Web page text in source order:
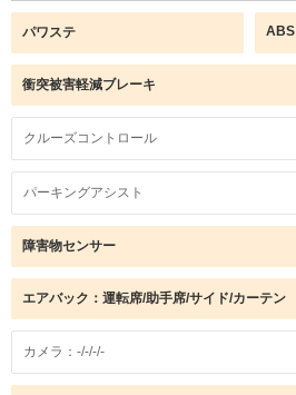
パワステ ABS
衝突被害軽減ブレーキ
クルーズコントロール
パーキングアシスト
障害物センサー
エアバック：運転席/助手席/サイド/カーテン
カメラ：-/-/-/-